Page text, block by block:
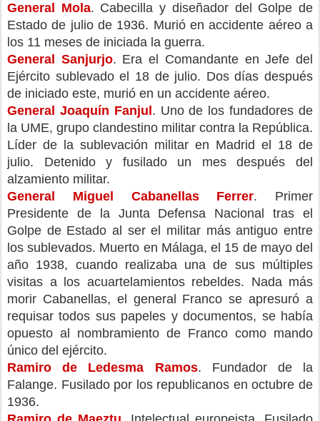
General Mola. Cabecilla y diseñador del Golpe de
Estado de julio de 1936. Murió en accidente aéreo a
los 11 meses de iniciada la guerra.
General Sanjurjo. Era el Comandante en Jefe del
Ejército sublevado el 18 de julio. Dos días después
de iniciado este, murió en un accidente aéreo.
General Joaquín Fanjul . Uno de los fundadores de
la UME, grupo clandestino militar contra la República.
Líder de la sublevación militar en Madrid el 18 de
julio. Detenido y fusilado un mes después del
alzamiento militar.
General Miguel Cabanellas Ferrer. Primer
Presidente de la Junta Defensa Nacional tras el
Golpe de Estado al ser el militar más antiguo entre
los sublevados. Muerto en Málaga, el 15 de mayo del
año 1938, cuando realizaba una de sus múltiples
visitas a los acuartelamientos rebeldes. Nada más
morir Cabanellas, el general Franco se apresuró a
requisar todos sus papeles y documentos, se había
opuesto al nombramiento de Franco como mando
único del ejército.
Ramiro de Ledesma Ramos. Fundador de la
Falange. Fusilado por los republicanos en octubre de
1936.